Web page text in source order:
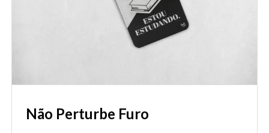
Não Perturbe Furo